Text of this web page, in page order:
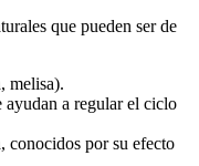
que pueden ser de
melisa).
ayudan a regular el ciclo
conocidos por su efecto